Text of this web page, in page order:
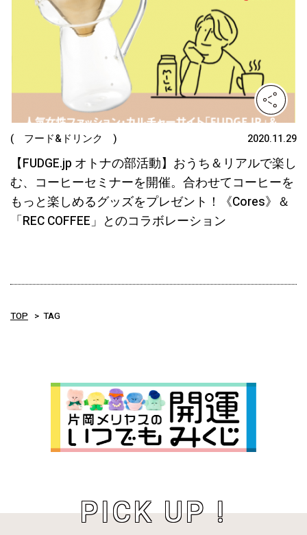
( フード&ドリンク ) 2020.11.29
【FUDGE.jp オトナの部活動】おうち＆リアルで楽し
む、コーヒーセミナーを開催。合わせてコーヒーを
もっと楽しめるグッズをプレゼント！《Cores》＆
「REC COFFEE」とのコラボレーション
TOP TAG
PICK UP !